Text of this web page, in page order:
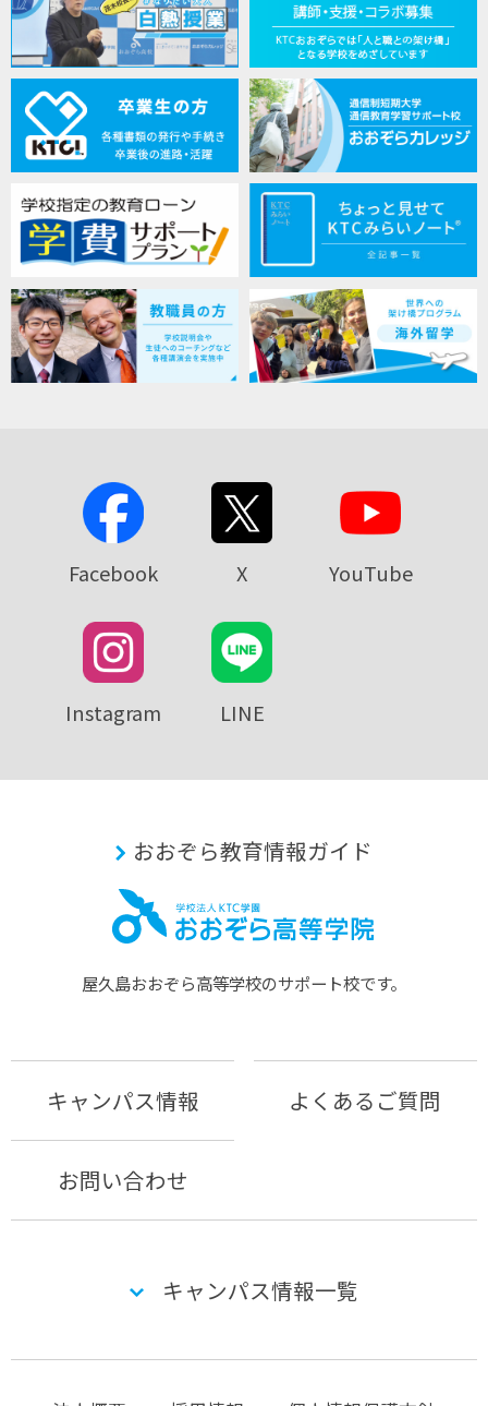
Facebook X YouTube
Instagram LINE
おおぞら教育情報ガイド
屋久島おおぞら⾼等学校のサポート校です。
キャンパス情報 よくあるご質問
お問い合わせ
キャンパス情報一覧